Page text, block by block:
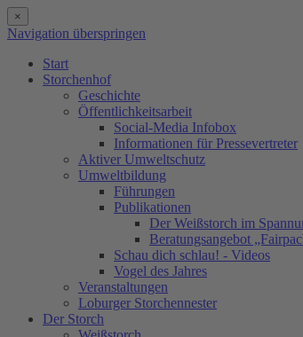
×
Navigation überspringen
Start
Storchenhof
Geschichte
Öffentlichkeitsarbeit
Social-Media Infobox
Informationen für Pressevertreter
Aktiver Umweltschutz
Umweltbildung
Führungen
Publikationen
Der Weißstorch im
Beratungsangebot
Schau dich schlau! - Videos
Vogel des Jahres
Veranstaltungen
Loburger Storchennester
Der Storch